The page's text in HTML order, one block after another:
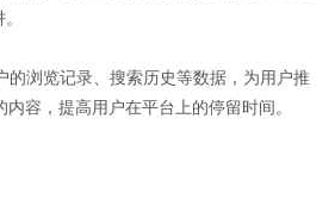
的浏览记录、搜索历史等数据，为用户推
容，提高用户在平台上的停留时间。